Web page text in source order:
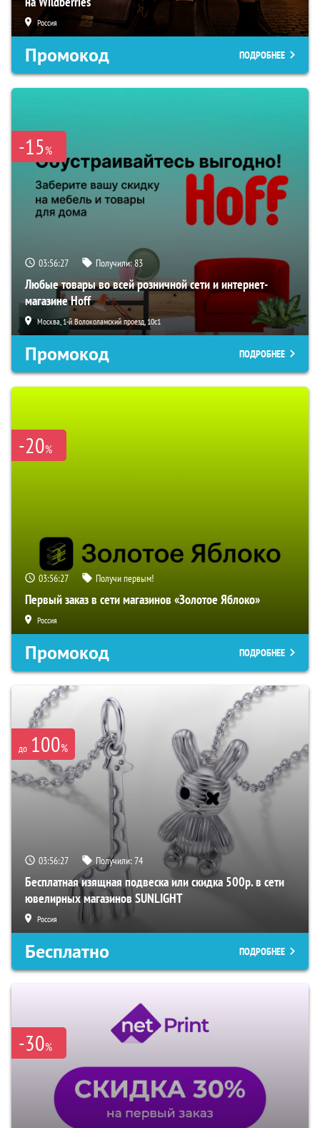
Россия
Промокод ПОДРОБНЕЕ
-15%
03:56:26 Получили:83
Любые товары во всей розничной сети и интернет-
магазине Hoff
Москва, 1-й Волоколамский проезд, 10с1
Промокод ПОДРОБНЕЕ
-20%
03:56:26 Получи первым!
Первый заказ в сети магазинов «Золотое Яблоко»
Россия
Промокод ПОДРОБНЕЕ
до 100%
03:56:26 Получили:74
Бесплатная изящная подвеска или скидка 500р. в сети
ювелирных магазинов SUNLIGHT
Россия
Бесплатно ПОДРОБНЕЕ
-30%